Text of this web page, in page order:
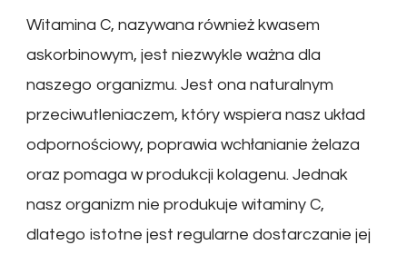
Witamina C, nazywana również kwasem
askorbinowym, jest niezwykle ważna dla
naszego organizmu. Jest ona naturalnym
przeciwutleniaczem, który wspiera nasz układ
odpornościowy, poprawia wchłanianie żelaza
oraz pomaga w produkcji kolagenu. Jednak
nasz organizm nie produkuje witaminy C,
dlatego istotne jest regularne dostarczanie jej